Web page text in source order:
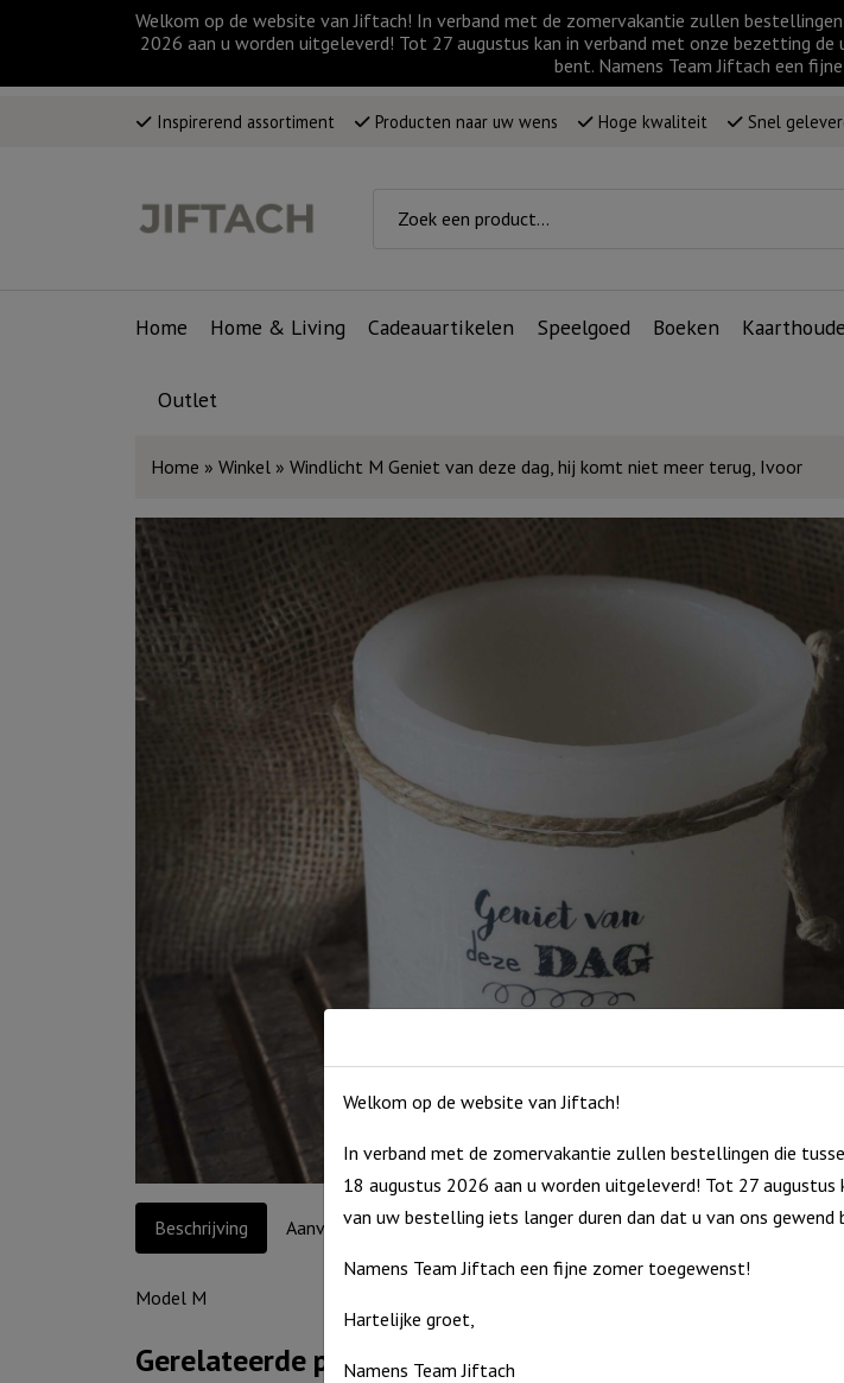
Welkom op de website van Jiftach! In verband met de zomervakantie zullen
2026 aan u worden uitgeleverd! Tot 27 augustus kan in verband met onze bezetting
bent. Namens Team Jiftach een
Inspirerend assortiment Producten naar uw wens Hoge kwaliteit Snel
Home Home & Living Cadeauartikelen Speelgoed Boeken
Outlet
Home » Winkel » Windlicht M Geniet van deze dag, hij komt niet meer terug, Ivoor
Beschrijving Aanvullende informatie
Model M
Gerelateerde producten
Welkom op de website van Jiftach!
In verband met de zomervakantie zullen bestellingen die
18 augustus 2026 aan u worden uitgeleverd! Tot 27
van uw bestelling iets langer duren dan dat u van ons gewend
Namens Team Jiftach een fijne zomer toegewenst!
Hartelijke groet,
Namens Team Jiftach